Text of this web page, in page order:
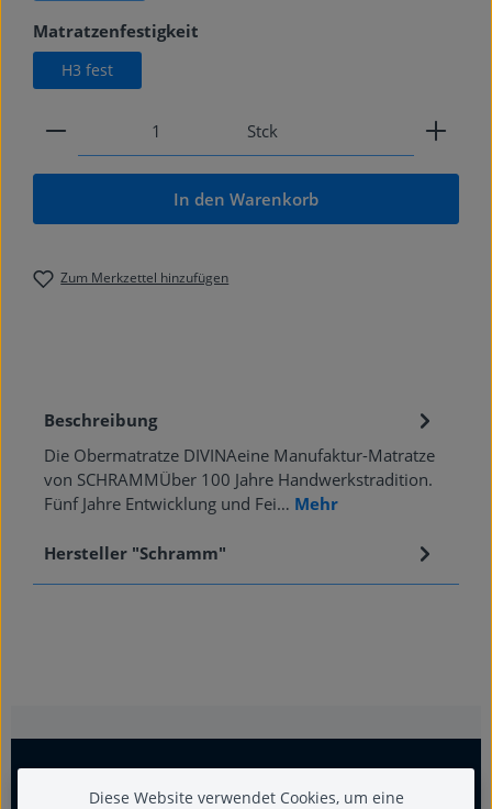
Matratzenfestigkeit
H3 fest
Produkt Anzahl: Gib den gewünschten Wert ein
Stck
In den Warenkorb
Zum Merkzettel hinzufügen
Beschreibung
Die Obermatratze DIVINAeine Manufaktur-Matratze
von SCHRAMMÜber 100 Jahre Handwerkstradition.
Fünf Jahre Entwicklung und Fei… Mehr
Hersteller "Schramm"
Diese Website verwendet Cookies, um eine